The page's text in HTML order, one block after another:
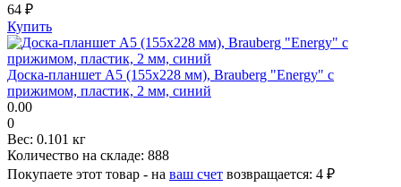
64 ₽
Купить
Доска-планшет А5 (155х228 мм), Brauberg "Energy" с
прижимом, пластик, 2 мм, синий
0.00
0
Вес: 0.101 кг
Количество на складе: 888
Покупаете этот товар - на ваш счет возвращается: 4 ₽